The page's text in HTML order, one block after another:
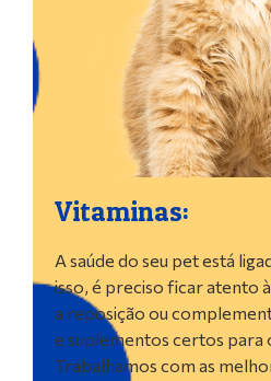
Vitaminas:
A saúde do seu pet está
isso, é preciso ficar atento
a reposição ou
e suplementos certos para
Trabalhamos com as